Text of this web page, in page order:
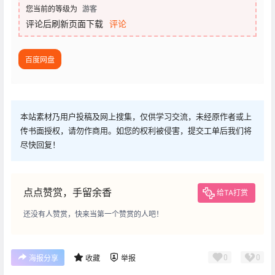
您当前的等级为 游客
评论后刷新页面下载 评论
百度网盘
本站素材乃用户投稿及网上搜集，仅供学习交流，未经原作者或上
传书面授权，请勿作商用。如您的权利被侵害，提交工单后我们将
尽快回复！
点点赞赏，手留余香 给TA打赏
还没有人赞赏，快来当第一个赞赏的人吧！
海报分享 收藏 举报 0 0